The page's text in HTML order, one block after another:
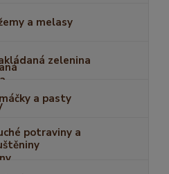
a melasy
zelenina
a pasty
potraviny a